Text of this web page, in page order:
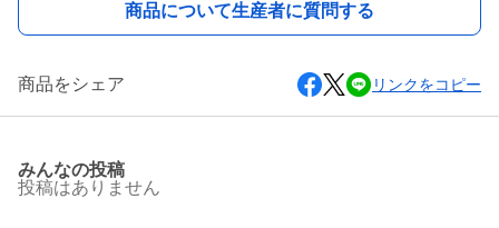
商品について生産者に質問する
商品をシェア リンクをコピー
みんなの投稿
投稿はありません